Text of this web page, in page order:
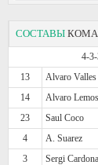
СОСТАВЫ
4-
13
Alvaro Valles
14
Alvaro Lemos
23
Saul Coco
4
A. Suarez
3
Sergi Cardona